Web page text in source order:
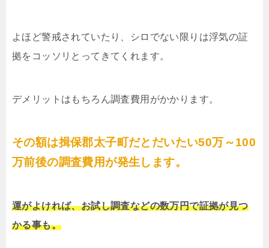
よほど警戒されていたり、シロでない限りは浮気の証
拠をコッソリとってきてくれます。
デメリットはもちろん調査費用がかかります。
その額は揖保郡太子町だとだいたい50万～100
万前後の調査費用が発生します。
運がよければ、お試し調査などの数万円で証拠が見つ
かる事も。